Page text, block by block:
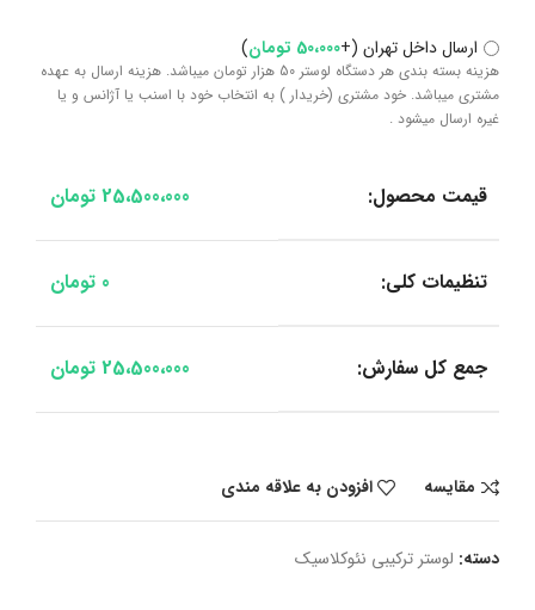
ارسال داخل تهران (
+50،000 تومان)
هزینه بسته بندی هر دستگاه لوستر 50 هزار تومان میباشد. هزینه ارسال به عهده
مشتری میباشد. خود مشتری (خریدار ) به انتخاب خود با اسنب یا آژانس و یا
غیره ارسال میشود .
قیمت محصول: 25،500،000 تومان
تنظیمات کلی: 0 تومان
جمع کل سفارش: 25،500،000 تومان
مقایسه افزودن به علاقه مندی
دسته: لوستر ترکیبی نئوکلاسیک